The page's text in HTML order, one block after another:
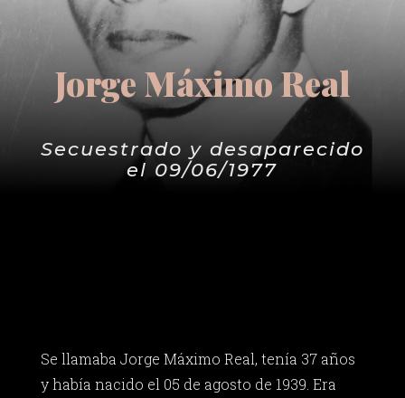
Jorge Máximo Real
Secuestrado y desaparecido
el 09/06/1977
Se llamaba Jorge Máximo Real, tenía 37 años
y había nacido el 05 de agosto de 1939. Era